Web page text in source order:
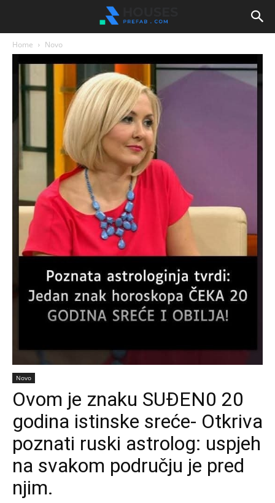
Home Novo
Novo
Ovom je znaku SUĐEN0 20
godina istinske sreće- Otkriva
poznati ruski astrolog: uspjeh
na svakom području je pred
njim.